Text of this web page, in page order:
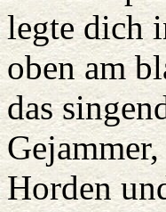
legte dich
oben am
das
Horden